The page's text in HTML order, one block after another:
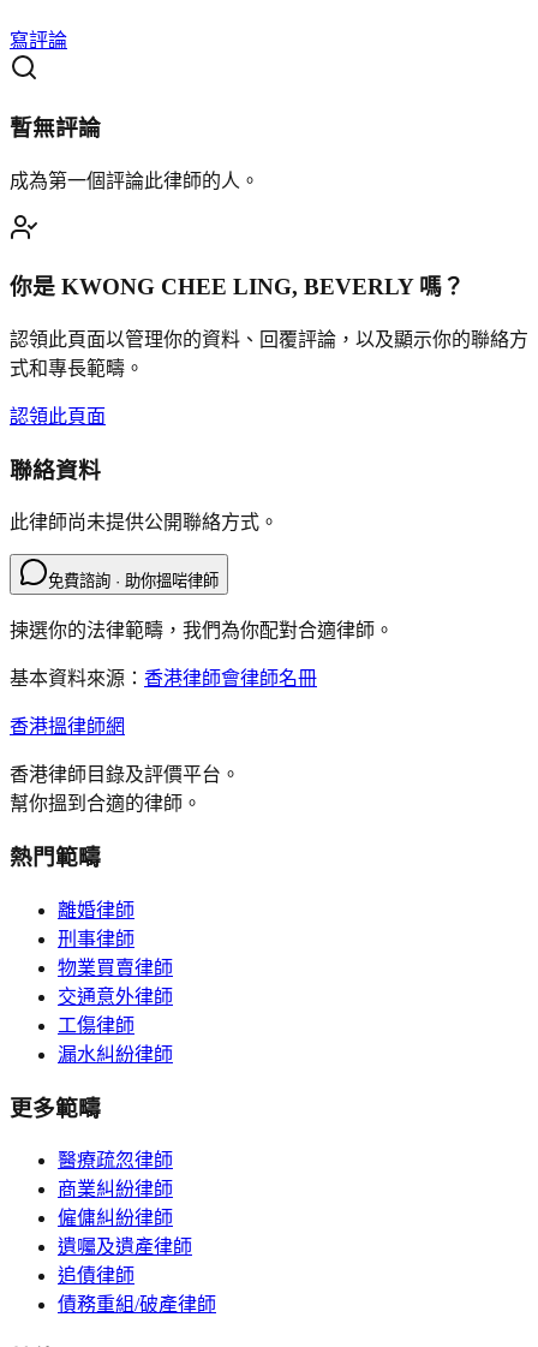
寫評論
暫無評論
成為第一個評論此律師的人。
你是 KWONG CHEE LING, BEVERLY嗎？
認領此頁面以管理你的資料、回覆評論，以及顯示你的聯絡方
式和專長範疇。
認領此頁面
聯絡資料
此律師尚未提供公開聯絡方式。
免費諮詢 · 助你搵啱律師
揀選你的法律範疇，我們為你配對合適律師。
基本資料來源： 香港律師會律師名冊
香港搵律師網
香港律師目錄及評價平台。
幫你搵到合適的律師。
熱門範疇
離婚律師
刑事律師
物業買賣律師
交通意外律師
工傷律師
漏水糾紛律師
更多範疇
醫療疏忽律師
商業糾紛律師
僱傭糾紛律師
遺囑及遺產律師
追債律師
債務重組/破產律師